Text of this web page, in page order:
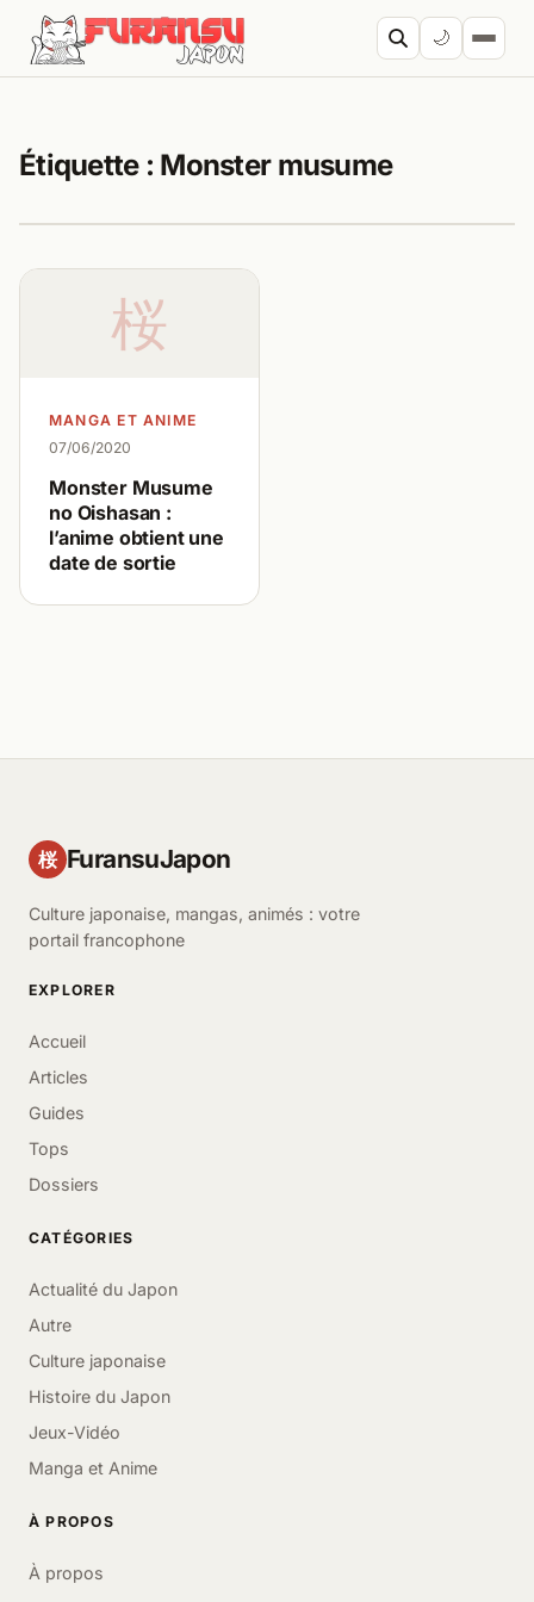
Aller au contenu
🌙
Étiquette : Monster musume
桜
MANGA ET ANIME
07/06/2020
Monster Musume
no Oishasan :
l’anime obtient une
date de sortie
桜 FuransuJapon
Culture japonaise, mangas, animés : votre
portail francophone
EXPLORER
Accueil
Articles
Guides
Tops
Dossiers
CATÉGORIES
Actualité du Japon
Autre
Culture japonaise
Histoire du Japon
Jeux-Vidéo
Manga et Anime
À PROPOS
À propos